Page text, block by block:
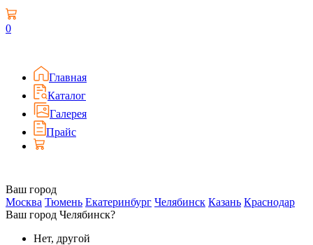
0
Главная
Каталог
Галерея
Прайс
Ваш город
Москва Тюмень Екатеринбург Челябинск Казань Краснодар
Ваш город Челябинск?
Нет, другой